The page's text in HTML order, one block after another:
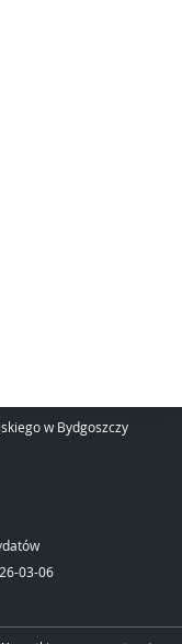
w Bydgoszczy
03-06